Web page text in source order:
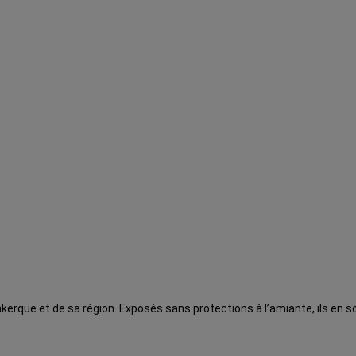
et de sa région. Exposés sans protections à l’amiante, ils